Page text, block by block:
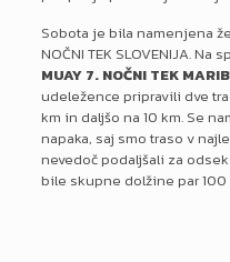
Sobota je bila namenjena
NOČNI TEK SLOVENIJA.
MUAY 7. NOČNI TEK
udeležence pripravili dve
km in daljšo na 10 km. Se
napaka, saj smo traso v
nevedoč podaljšali za
bile skupne dolžine par